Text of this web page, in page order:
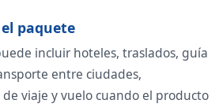
paquete
incluir hoteles, traslados, guía
entre ciudades,
viaje y vuelo cuando el producto